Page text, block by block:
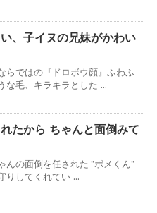
、子イヌの兄妹がかわい
らではの『ドロボウ顔』ふわふ
な毛、キラキラとした ...
たから ちゃんと面倒みて
んの面倒を任された ”ポメくん”
りしてくれてい ...